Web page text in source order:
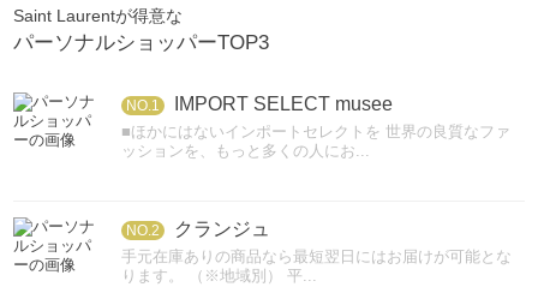
Saint Laurentが得意な
パーソナルショッパーTOP3
NO.1 IMPORT SELECT musee
■ほかにはないインポートセレクトを 世界の良質なファ
ッションを、もっと多くの人にお...
NO.2 クランジュ
手元在庫ありの商品なら最短翌日にはお届けが可能とな
ります。 （※地域別） 平...